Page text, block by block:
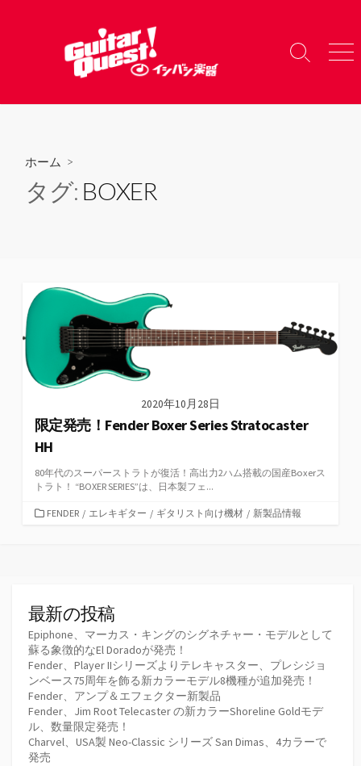
へ
検
り
メ
ー
ホーム >
タグ: BOXER
2020年10月28日
限定発売！Fender Boxer Series Stratocaster
HH
80年代のスーパーストラトが復活！高出力2ハム搭載の国産Boxerス
トラト！ “BOXER SERIES”は、日本製フェ...
カFENDER / エレキギター / ギタリスト向け機材 / 新製品情報
最新の投稿
Epiphone、マーカス・キングのシグネチャー・モデルとして
蘇る象徴的なEl Doradoが発売！
Fender、Player IIシリーズよりテレキャスター、プレシジョ
ンベース75周年を飾る新カラーモデル8機種が追加発売！
Fender、アンプ＆エフェクター新製品
Fender、Jim Root Telecaster の新カラーShoreline Goldモデ
ル、数量限定発売！
Charvel、USA製 Neo-Classic シリーズ San Dimas、4カラーで
発売